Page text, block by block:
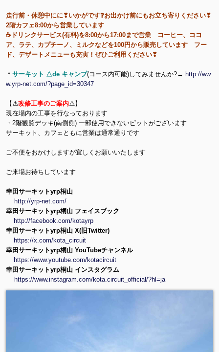
走行前・休憩中にに❣いかがです❓お出かけ前にもお立ち寄りください❣
2階カフェ8:00から営業しています
☕ドリンクサービス(有料)を8:00から17:00まで営業 コーヒー、ココ
ア、ラテ、カプチーノ、ミルクなどを100円から販売しています フー
ド、デザートメニューも充実！ぜひご利用ください❣
＊ サーキット △de キャンプ(コース内可能)してみませんか?→ http://ww
w.yrp-net.com/?page_id=30347
【⚠️改修工事のご案内⚠️】
現在場内の工事を行なっております
・2階観覧デッキ(南側側) 一部使用できないピットがございます
サーキット、カフェともに営業は通常通りです
ご不便をおかけしますが宜しくお願いいたします
ご来場お待ちしています
幸田サーキットyrp桐山
http://yrp-net.com/
幸田サーキットyrp桐山 フェイスブック
http://facebook.com/kotayrp
幸田サーキットyrp桐山 X(旧Twitter)
https://x.com/kota_circuit
幸田サーキットyrp桐山 YouTubeチャンネル
https://www.youtube.com/kotacircuit
幸田サーキットyrp桐山 インスタグラム
https://www.instagram.com/kota.circuit_official/?hl=ja